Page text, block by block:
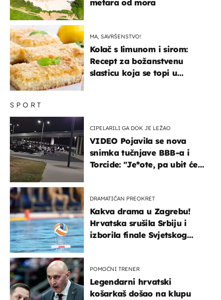
SPORT
CIPELARILI GA DOK JE LEŽAO
VIDEO Pojavila se nova
snimka tučnjave BBB-a i
Torcide: "Je*ote, pa ubit će
DRAMATIČAN PREOKRET
Kakva drama u Zagrebu!
Hrvatska srušila Srbiju i
izborila finale Svjetskog
POMOĆNI TRENER
Legendarni hrvatski
košarkaš došao na klupu
metara od mora
MA, SAVRŠENSTVO!
Kolač s limunom i sirom:
Recept za božanstvenu
slasticu koja se topi u